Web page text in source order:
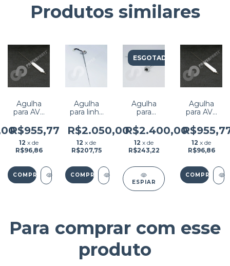
Produtos similares
Agulha
para AVL
R$955,77
12 x de
R$96,86
Agulha
para linha
MYKOV
240 /
BS360E /
BS360S /
BS430 /
BS450 /
BS460 /
037085-
00
R$2.050,00
12 x de
R$207,75
ESGOTADO
Agulha
para
1200/1650
reagente
RPP
R$2.400,00
12 x de
R$243,22
ESPIAR
Agulha
para AVL
12 x de
R$96,86
Para comprar com esse
produto